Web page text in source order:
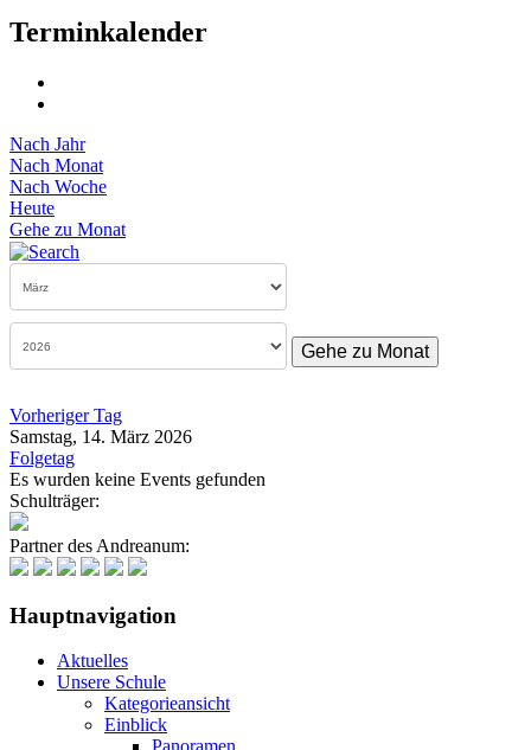
Terminkalender
Nach Jahr
Nach Monat
Nach Woche
Heute
Gehe zu Monat
Gehe zu Monat
Vorheriger Tag
Samstag, 14. März 2026
Folgetag
Es wurden keine Events gefunden
Schulträger:
Partner des Andreanum:
Hauptnavigation
Aktuelles
Unsere Schule
Kategorieansicht
Einblick